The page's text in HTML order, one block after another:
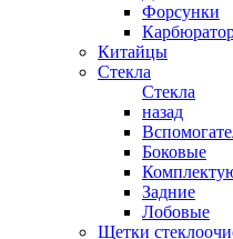
Форсунки
Китайцы
Стекла
Стекла
назад
Боковые
Задние
Лобовые
Щетки